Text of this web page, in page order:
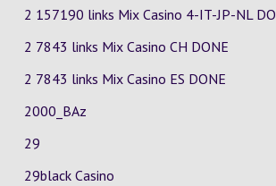
2 157190 links Mix Casino 4-IT-JP-NL
2 7843 links Mix Casino CH DONE
2 7843 links Mix Casino ES DONE
2000_BAz
29
29black Casino